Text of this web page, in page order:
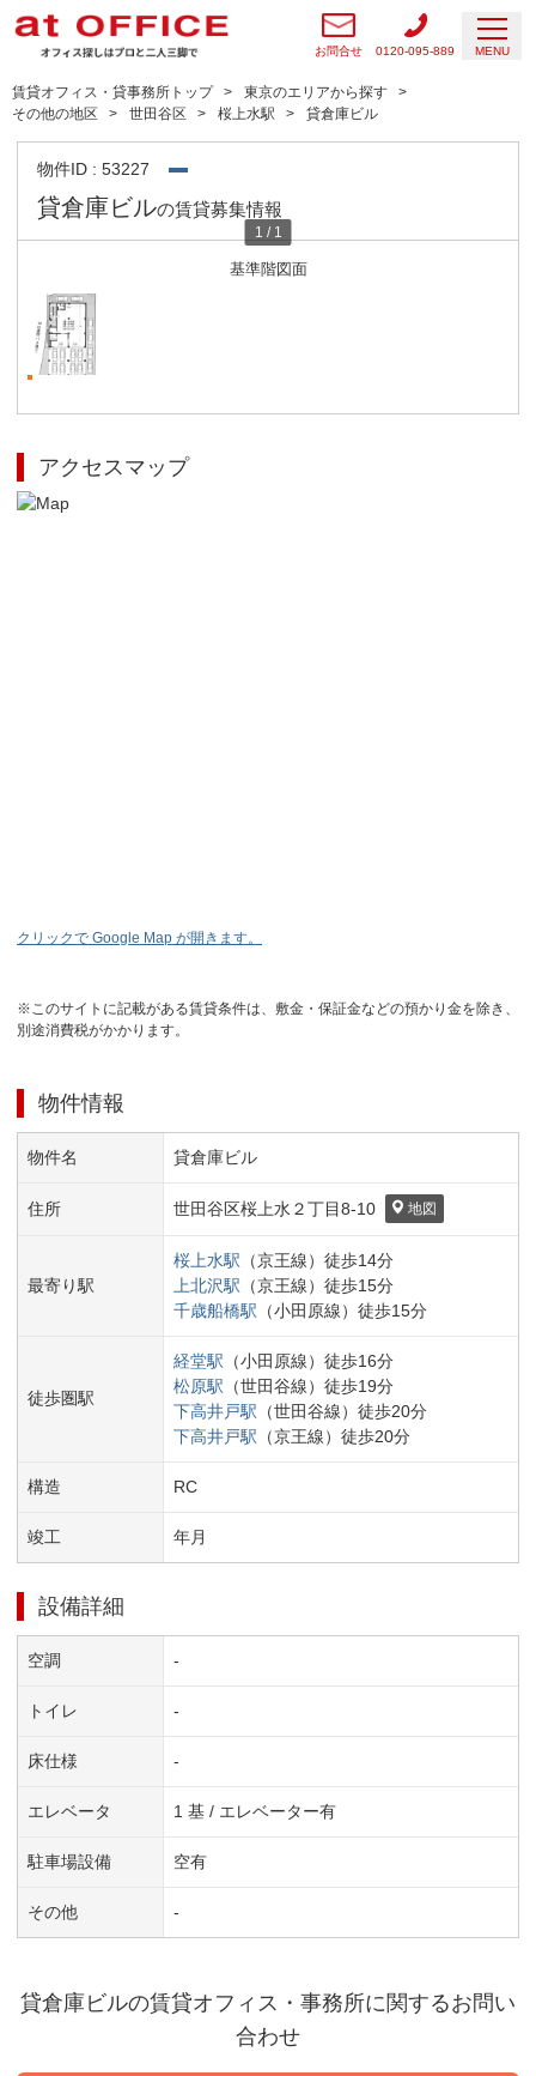
お問合せ 0120-095-889 MENU
賃貸オフィス・貸事務所トップ
東京のエリアから探す
その他の地区
世田谷区 桜上水駅 貸倉庫ビル
物件ID : 53227
貸倉庫ビルの賃貸募集情報
基準階図面
1 / 1
アクセスマップ
クリックで Google Map が開きます。
※このサイトに記載がある賃貸条件は、敷金・保証金などの預かり金を除き、
別途消費税がかかります。
物件情報
物件名 貸倉庫ビル
住所 世田谷区桜上水２丁目8-10 地図
最寄り駅
桜上水駅 （京王線） 徒歩14分
上北沢駅 （京王線） 徒歩15分
千歳船橋駅 （小田原線） 徒歩15分
徒歩圏駅
経堂駅 （小田原線） 徒歩16分
松原駅 （世田谷線） 徒歩19分
下高井戸駅 （世田谷線） 徒歩20分
下高井戸駅 （京王線） 徒歩20分
構造 RC
竣工 年月
設備詳細
空調 -
トイレ -
床仕様 -
エレベータ 1 基 / エレベーター有
駐車場設備 空有
その他 -
貸倉庫ビルの賃貸オフィス・事務所に関するお問い
合わせ